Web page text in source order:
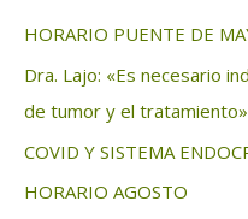
HORARIO PUENTE DE
Dra. Lajo: «Es necesario
de tumor y el tratamiento»
COVID Y SISTEMA
HORARIO AGOSTO